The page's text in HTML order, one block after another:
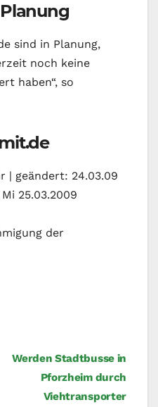
sind in Planung,
noch keine
haben“, so
| geändert: 24.03.09
25.03.2009
der
Werden Stadtbusse in
Pforzheim durch
Viehtransporter